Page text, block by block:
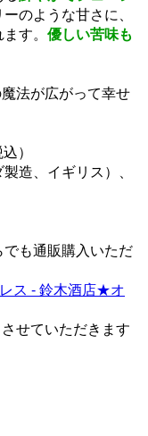
のような甘さに、
す。 優しい苦味も
法が広がって幸せ
）
造、イギリス）、
も通販購入いただ
ス - 鈴木酒店★オ
せていただきます